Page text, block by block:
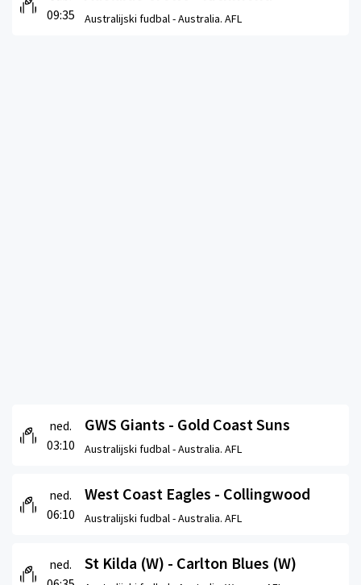
09:35
Australijski fudbal -Australia. AFL
ned.
03:10
GWS Giants - Gold Coast Suns
Australijski fudbal -Australia. AFL
ned.
06:10
West Coast Eagles - Collingwood
Australijski fudbal -Australia. AFL
ned.
St Kilda (W) - Carlton Blues (W)